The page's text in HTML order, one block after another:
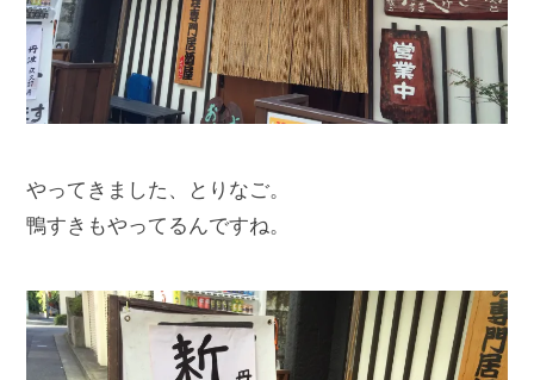
やってきました、とりなご。
鴨すきもやってるんですね。